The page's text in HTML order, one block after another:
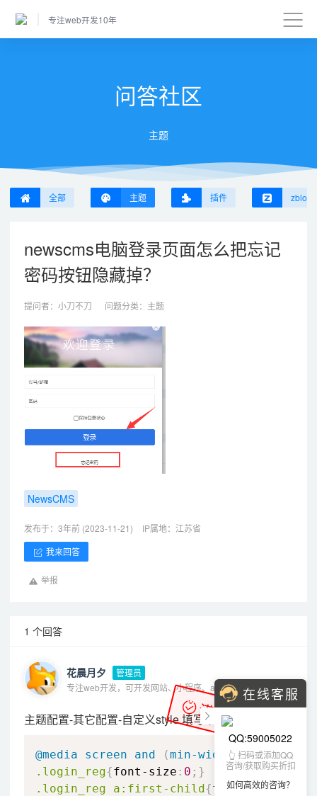
专注web开发10年
问答社区
主题
全部 主题 插件 zblog
newscms电脑登录页面怎么把忘记
密码按钮隐藏掉？
提问者： 小刀不刀 问题分类： 主题
NewsCMS
发布于：3年前 (2023-11-21) IP属地：江苏省
我来回答
举报
1 个回答
满意答案
花晨月夕
管理员
专注web开发，可开发网站、小程序、app、oa、erp等各种系统
主题配置-其它配置-自定义style 填写下面的css代码
CSS
@media screen and (min-width:768px){
.login_reg{font-size : 0 ; }
.login_reg a :first-child{font-size:12
在线客服
QQ:59005022
👆 扫码或添加QQ
咨询/获取购买折扣
如何高效的咨询？